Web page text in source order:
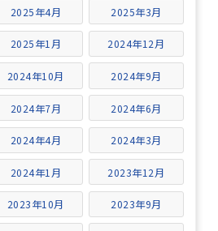
2025年4月 2025年3月
2025年1月 2024年12月
2024年10月 2024年9月
2024年7月 2024年6月
2024年4月 2024年3月
2024年1月 2023年12月
2023年10月 2023年9月